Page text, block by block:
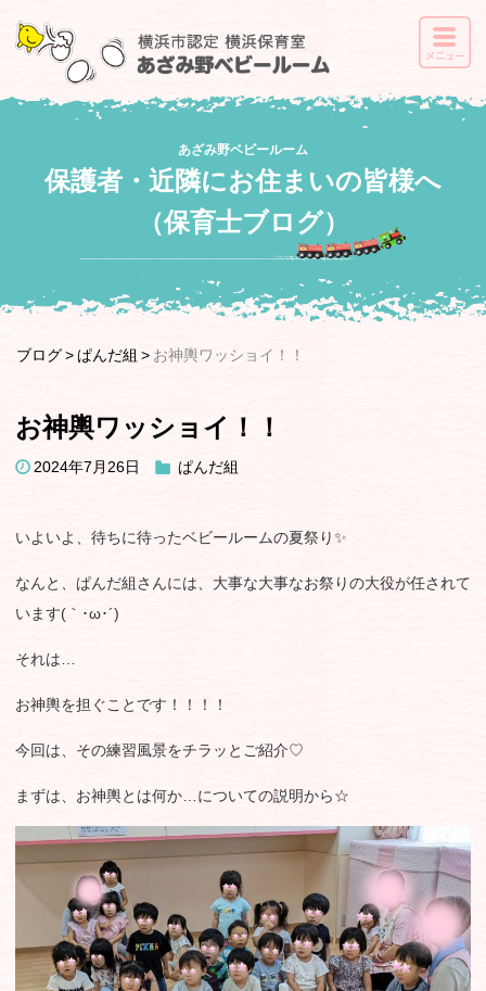
あざみ野ベビールーム
保護者・近隣にお住まいの皆様へ
（保育士ブログ）
ブログ ぱんだ組 お神輿ワッショイ！！
お神輿ワッショイ！！
2024年7月26日 ぱんだ組
いよいよ、待ちに待ったベビールームの夏祭り✨
なんと、ぱんだ組さんには、大事な大事なお祭りの大役が任されて
います(｀･ω･´)ゞ
それは…
お神輿を担ぐことです！！！！
今回は、その練習風景をチラッとご紹介♡
まずは、お神輿とは何か…についての説明から☆